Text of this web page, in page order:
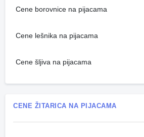
Cene borovnice na pijacama
Cene lešnika na pijacama
Cene šljiva na pijacama
CENE ŽITARICA NA PIJACAMA